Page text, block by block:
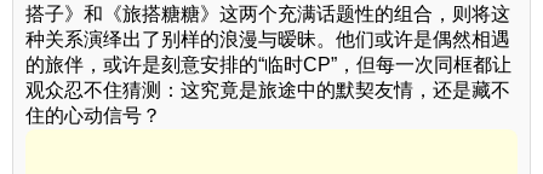
搭子》和《旅搭糖糖》这两个充满话题性的组合，则将这
种关系演绎出了别样的浪漫与暧昧。他们或许是偶然相遇
的旅伴，或许是刻意安排的“临时CP”，但每一次同框都让
观众忍不住猜测：这究竟是旅途中的默契友情，还是藏不
住的心动信号？